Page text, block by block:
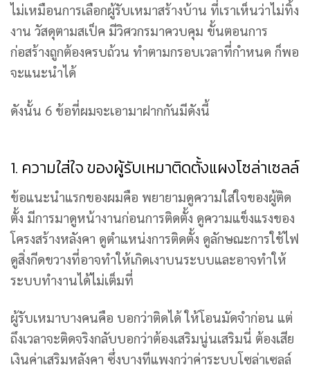
ไม่เหมือนการเลือกผู้รับเหมาสร้างบ้าน ที่เราเห็นว่าไม่ทิ้ง
งาน วัสดุตามสเป็ค มีวิศวกรมาควบคุม ขั้นตอนการ
ก่อสร้างถูกต้องครบถ้วน ทำตามกรอบเวลาที่กำหนด ก็พอ
จะแนะนำได้
ดังนั้น 6 ข้อที่ผมจะเอามาฝากกันมีดังนี้
1. ความใส่ใจ ของผู้รับเหมาติดตั้งแผงโซล่าเซลล์
ข้อแนะนำแรกของผมคือ พยายามดูความใส่ใจของผู้ติด
ตั้ง มีการมาดูหน้างานก่อนการติดตั้ง ดูความแข็งแรงของ
โครงสร้างหลังคา ดูตำแหน่งการติดตั้ง ดูลักษณะการใช้ไฟ
ดูสิ่งกีดขวางที่อาจทำให้เกิดเงาบนระบบและอาจทำให้
ระบบทำงานได้ไม่เต็มที่
ผู้รับเหมาบางคนคือ บอกว่าติดได้ ให้โอนมัดจำก่อน แต่
ถึงเวลาจะติดจริงกลับบอกว่าต้องเสริมนู่นเสริมนี่ ต้องเสีย
เงินค่าเสริมหลังคา ซึ่งบางทีแพงกว่าค่าระบบโซล่าเซลล์